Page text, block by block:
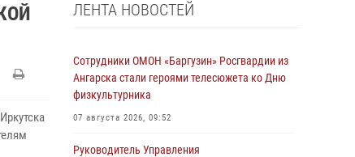
ЛЕНТА НОВОСТЕЙ
Сотрудники ОМОН «Баргузин» Росгвардии из
Ангарска стали героями телесюжета ко Дню
физкультурника
07 августа 2026, 09:52
Руководитель Управления